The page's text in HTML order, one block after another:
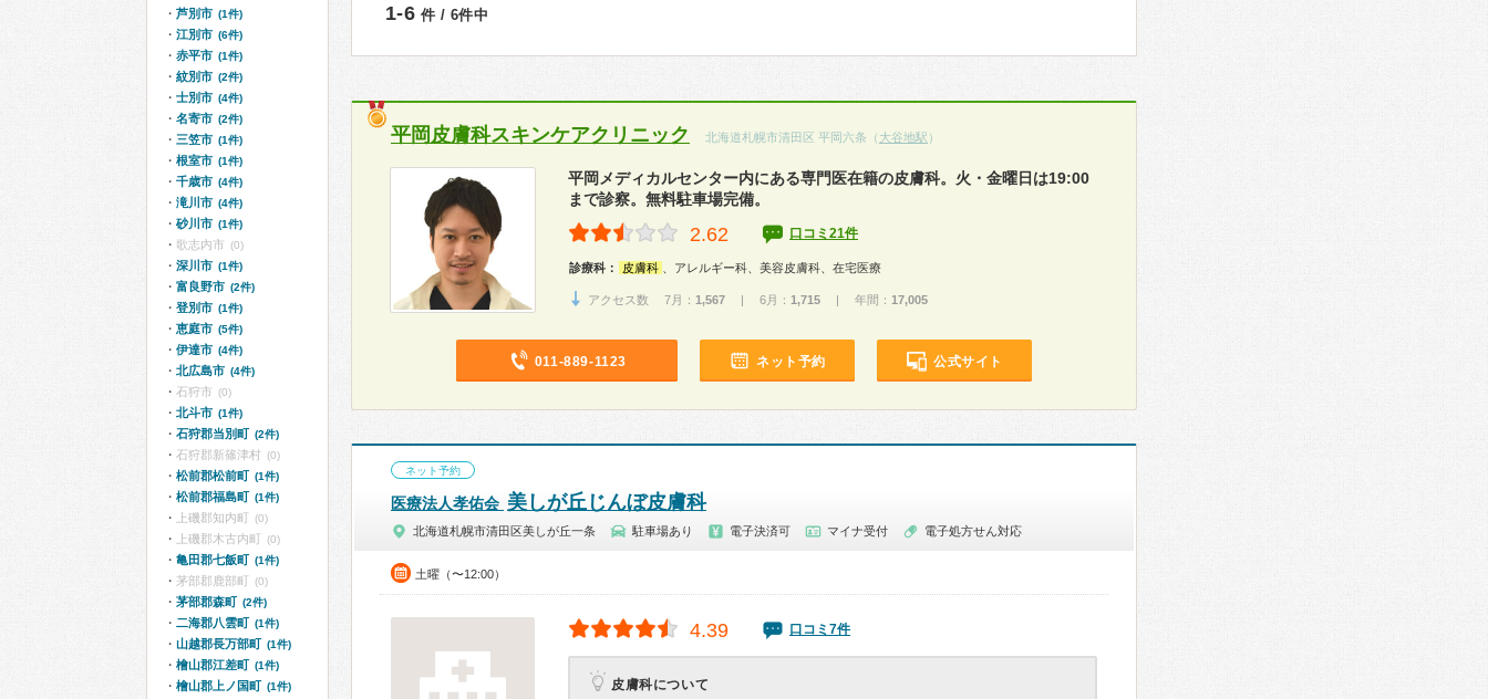
1-6 件 / 6件中
平岡皮膚科スキンケアクリニック 北海道札幌市清田区 平岡六条（ 大谷地駅 ）
平岡メディカルセンター内にある専門医在籍の皮膚科。火・金曜日は19:00
まで診察。無料駐車場完備。
2.62 口コミ21件
診療科： 皮膚科 、アレルギー科、美容皮膚科、在宅医療
アクセス数 7月： 1,567 | 6月： 1,715 | 年間： 17,005
011-889-1123 ネット予約 公式サイト
ネット予約
医療法人孝佑会 美しが丘じんぼ皮膚科
北海道札幌市清田区美しが丘一条 駐車場あり 電子決済可 マイナ受付 電子処方せん対応
土曜（〜12:00）
4.39 口コミ7件
皮膚科について
芦別市 (1件)
江別市 (6件)
赤平市 (1件)
紋別市 (2件)
士別市 (4件)
名寄市 (2件)
三笠市 (1件)
根室市 (1件)
千歳市 (4件)
滝川市 (4件)
砂川市 (1件)
歌志内市 (0)
深川市 (1件)
富良野市 (2件)
登別市 (1件)
恵庭市 (5件)
伊達市 (4件)
北広島市 (4件)
石狩市 (0)
北斗市 (1件)
石狩郡当別町 (2件)
石狩郡新篠津村 (0)
松前郡松前町 (1件)
松前郡福島町 (1件)
上磯郡知内町 (0)
上磯郡木古内町 (0)
亀田郡七飯町 (1件)
茅部郡鹿部町 (0)
茅部郡森町 (2件)
二海郡八雲町 (1件)
山越郡長万部町 (1件)
檜山郡江差町 (1件)
檜山郡上ノ国町 (1件)